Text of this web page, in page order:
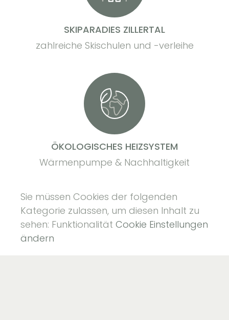
SKIPARADIES ZILLERTAL
zahlreiche Skischulen und -verleihe
ÖKOLOGISCHES HEIZSYSTEM
Wärmenpumpe & Nachhaltigkeit
Sie müssen Cookies der folgenden
Kategorie zulassen, um diesen Inhalt zu
sehen: Funktionalität Cookie Einstellungen
ändern